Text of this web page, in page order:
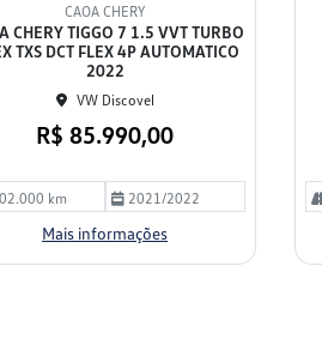
CAOA CHERY
CHERY TIGGO 7 1.5 VVT TURBO
TXS DCT FLEX 4P AUTOMATICO
2022
VW Discovel
R$ 85.990,00
km 2021/2022
Mais informações